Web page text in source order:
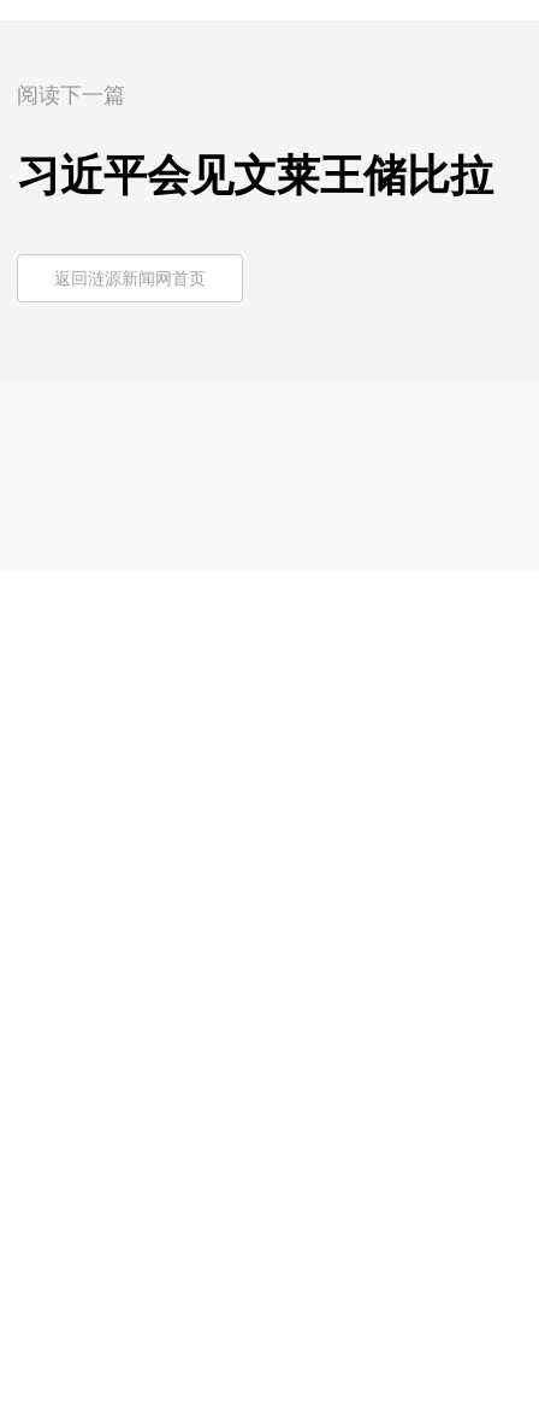
阅读下一篇
习近平会见文莱王储比拉
返回涟源新闻网首页